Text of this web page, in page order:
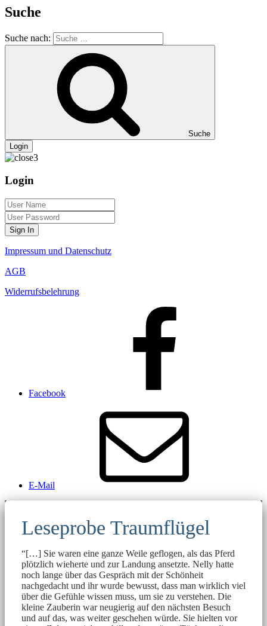
Suche
Suche nach:
Suche
Login
Login
Sign In
Impressum und Datenschutz
AGB
Widerrufsbelehrung
Facebook
E-Mail
Leseprobe Traumflügel
“[…] Sie waren eine ganze Weile geflogen, als das Pferd
plötzlich wieherte und zur Landung ansetzte. Nelly hatte
noch lange über das Gespräch mit der Schönheit
nachgedacht und ihr wurde bewusst, dass man wirklich viel
über die Gefühle wissen muss, um sie zu verstehen. Die
kleine Zauberin war neugierig auf den nächsten Besuch
und auf das, was weiter geschehen würde. Sie hielten vor